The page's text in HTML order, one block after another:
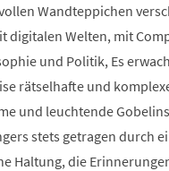
Wandteppichen
digitalen Welten, mit
und Politik, Es
rätselhafte und
und leuchtende
stets getragen durch
Haltung, die